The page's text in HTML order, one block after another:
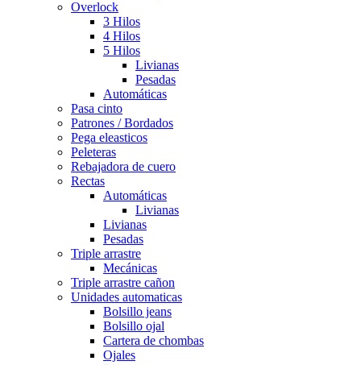
Overlock
3 Hilos
4 Hilos
5 Hilos
Livianas
Pesadas
Automáticas
Pasa cinto
Patrones / Bordados
Pega eleasticos
Peleteras
Rebajadora de cuero
Rectas
Automáticas
Livianas
Livianas
Pesadas
Triple arrastre
Mecánicas
Triple arrastre cañon
Unidades automaticas
Bolsillo jeans
Bolsillo ojal
Cartera de chombas
Ojales